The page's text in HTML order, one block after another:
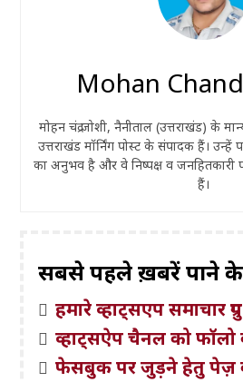
Mohan
मोहन चंद्र जोशी, नैनीताल (उत्तराखंड) के
उत्तराखंड मॉर्निंग पोस्ट के संपादक हैं। उन्हें
का अनुभव है और वे निष्पक्ष व जनहितकारी
हैं।
सबसे पहले ख़बरें पाने के
हमारे व्हाट्सएप समाचार
व्हाट्सऐप चैनल को फॉलो
फेसबुक पर जुड़ने हेतु पेज़